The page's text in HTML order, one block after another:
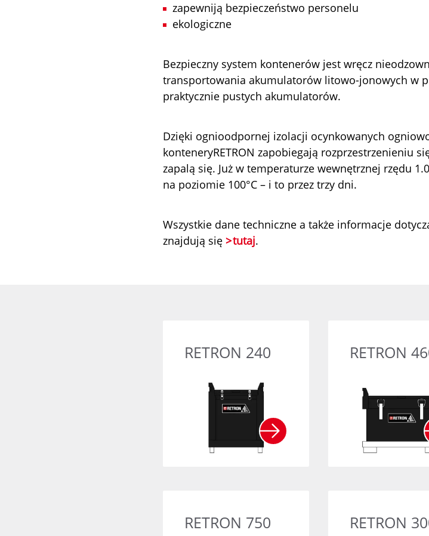
zapewniją bezpieczeństwo personelu
ekologiczne
Bezpieczny system kontenerów jest wręcz
transportowania akumulatorów litowo-jonowych w
praktycznie pustych akumulatorów.
Dzięki ognioodpornej izolacji ocynkowanych
konteneryRETRON zapobiegają rozprzestrzenieniu
zapalą się. Już w temperaturze wewnętrznej rzędu
na poziomie 100°C – i to przez trzy dni.
Wszystkie dane techniczne a także informacje
znajdują się
tutaj.
RETRON 240 RETRON
RETRON 750 RETRON